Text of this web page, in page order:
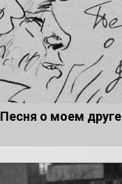
Песня о моем друге